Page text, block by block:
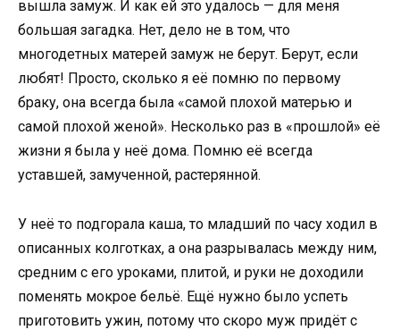
вышла замуж. И как ей это удалось — для меня
большая загадка. Нет, дело не в том, что
многодетных матерей замуж не берут. Берут, если
любят! Просто, сколько я её помню по первому
браку, она всегда была «самой плохой матерью и
самой плохой женой». Несколько раз в «прошлой» её
жизни я была у неё дома. Помню её всегда
уставшей, замученной, растерянной.
У неё то подгорала каша, то младший по часу ходил в
описанных колготках, а она разрывалась между ним,
средним с его уроками, плитой, и руки не доходили
поменять мокрое бельё. Ещё нужно было успеть
приготовить ужин, потому что скоро муж придёт с